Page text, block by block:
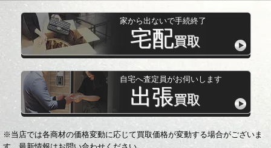
家から出ないで手続終了
宅配買取
自宅へ査定員がお伺いします
出張買取
※当店では各商材の価格変動に応じて買取価格が変動する場合がございま